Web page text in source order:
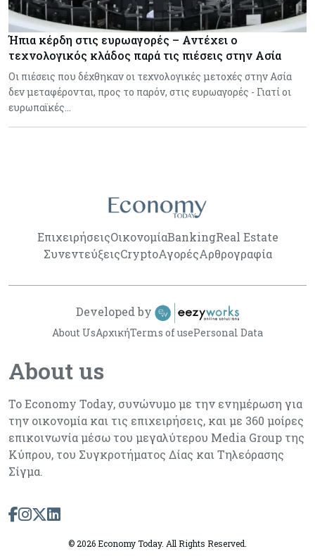
Ήπια κέρδη στις ευρωαγορές – Αντέχει ο
τεχνολογικός κλάδος παρά τις πιέσεις στην Ασία
Οι πιέσεις που δέχθηκαν οι τεχνολογικές μετοχές στην Ασία
δεν μεταφέρονται, προς το παρόν, στις ευρωαγορές - Γιατί οι
ευρωπαϊκές…
ΕπιχειρήσειςΟικονομίαBankingReal Estate
ΣυνεντεύξειςCryptoΑγορέςΑρθρογραφία
About us
Το Economy Today, συνώνυμο με την ενημέρωση για
την οικονομία και τις επιχειρήσεις, και με 360 μοίρες
επικοινωνία μέσω του μεγαλύτερου Media Group της
Κύπρου, του Συγκροτήματος Δίας και Τηλεόρασης
Σίγμα.
About UsΑρχικήTerms of usePersonal Data
Developed by
©2026 Economy Today. All Rights Reserved.